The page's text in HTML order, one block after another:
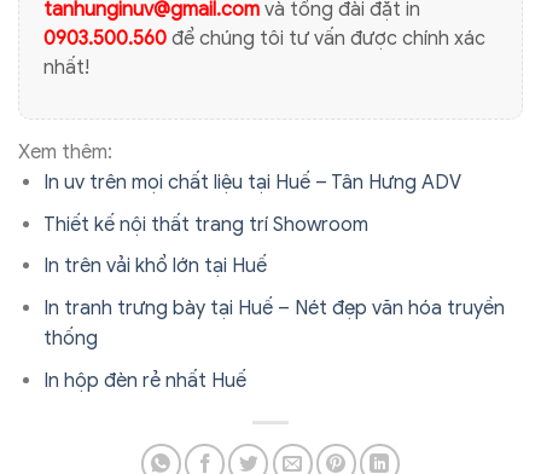
tanhunginuv@gmail.com và tổng đài đặt in
0903.500.560 để chúng tôi tư vấn được chính xác
nhất!
Xem thêm:
In uv trên mọi chất liệu tại Huế – Tân Hưng ADV
Thiết kế nội thất trang trí Showroom
In trên vải khổ lớn tại Huế
In tranh trưng bày tại Huế – Nét đẹp văn hóa truyền
thống
In hộp đèn rẻ nhất Huế